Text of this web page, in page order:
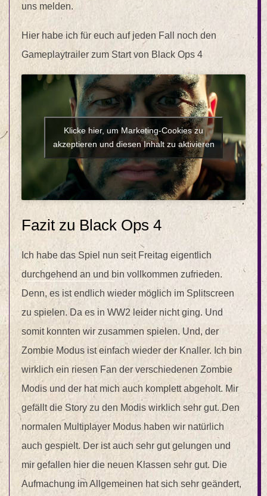
uns melden.
Hier habe ich für euch auf jeden Fall noch den
Gameplaytrailer zum Start von Black Ops 4
Klicke hier, um Marketing-Cookies zu
akzeptieren und diesen Inhalt zu aktivieren
Fazit zu Black Ops 4
Ich habe das Spiel nun seit Freitag eigentlich
durchgehend an und bin vollkommen zufrieden.
Denn, es ist endlich wieder möglich im Splitscreen
zu spielen. Da es in WW2 leider nicht ging. Und
somit konnten wir zusammen spielen. Und, der
Zombie Modus ist einfach wieder der Knaller. Ich bin
wirklich ein riesen Fan der verschiedenen Zombie
Modis und der hat mich auch komplett abgeholt. Mir
gefällt die Story zu den Modis wirklich sehr gut. Den
normalen Multiplayer Modus haben wir natürlich
auch gespielt. Der ist auch sehr gut gelungen und
mir gefallen hier die neuen Klassen sehr gut. Die
Aufmachung im Allgemeinen hat sich sehr geändert,